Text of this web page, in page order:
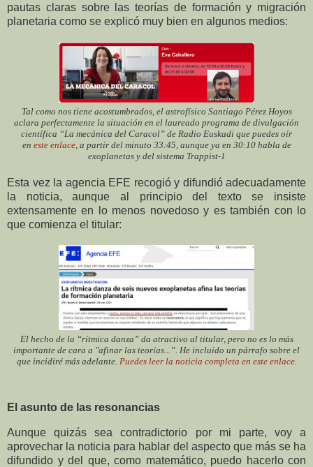
pautas claras sobre las teorías de formación y migración
planetaria como se explicó muy bien en algunos medios:
Tal como nos tiene acostumbrados, el astrofísico Santiago Pérez Hoyos
aclara perfectamente la situación en el laureado programa de divulgación
científica “La mecánica del Caracol” de Radio Euskadi que puedes oír
en este enlace, a partir del minuto 33:45, aunque ya en 30:10 habla de
exoplanetas y del sistema Trappist-1
Esta vez la agencia EFE recogió y difundió adecuadamente
la noticia, aunque al principio del texto se insiste
extensamente en lo menos novedoso y es también con lo
que comienza el titular:
El hecho de la “rítmica danza” da atractivo al titular, pero no es lo más
importante de cara a "afinar las teorías...”. He incluido un párrafo sobre el
que incidiré más adelante. Puedes leer la noticia completa en este enlace.
El asunto de las resonancias
Aunque quizás sea contradictorio por mi parte, voy a
aprovechar la noticia para hablar del aspecto que más se ha
difundido y del que, como matemático, puedo hacerlo con